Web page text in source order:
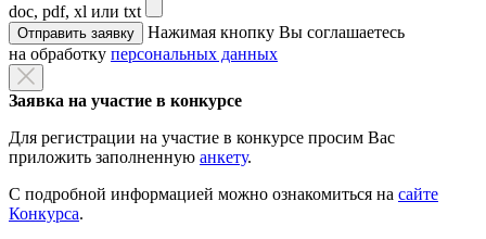
doc, pdf, xl или txt
Отправить заявку
Нажимая кнопку Вы соглашаетесь
на обработку персональных данных
Заявка на участие в конкурсе
Для регистрации на участие в конкурсе просим Вас
приложить заполненную анкету.
С подробной информацией можно ознакомиться на сайте
Конкурса.